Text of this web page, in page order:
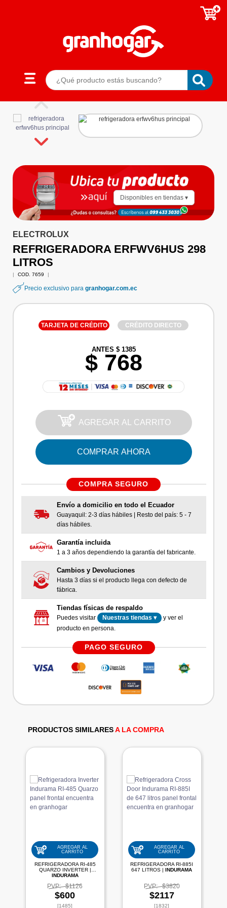
Disponibles en tiendas ▾
ELECTROLUX
REFRIGERADORA ERFWV6HUS 298
LITROS
COD. 7659
Precio exclusivo para granhogar.com.ec
TARJETA DE CRÉDITO CRÉDITO DIRECTO
ANTES $ 1385
$ 768
AGREGAR AL CARRITO
COMPRAR AHORA
COMPRA SEGURO
Envío a domicilio en todo el Ecuador
Guayaquil: 2-3 días hábiles | Resto del país: 5 - 7
días hábiles.
Garantía incluida
1 a 3 años dependiendo la garantía del fabricante.
Cambios y Devoluciones
Hasta 3 días si el producto llega con defecto de
fábrica.
Tiendas físicas de respaldo
Puedes visitar Nuestras tiendas ▾
y ver el
producto en persona.
PAGO SEGURO
PRODUCTOS SIMILARESA LA COMPRA
AGREGAR AL
CARRITO
REFRIGERADORA RI-485
QUARZO INVERTER |
INDURAMA
PVP: $1126
$600
[1485]
AGREGAR AL
CARRITO
REFRIGERADORA RI-885I
647 LITROS |INDURAMA
PVP: $3820
$2117
[1832]